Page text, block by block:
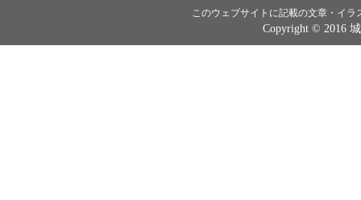
このウェブサイトに記載の文章・イ
Copyright © 2016